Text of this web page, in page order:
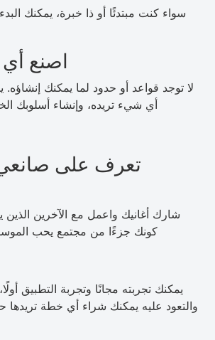
سواء كنت مبتدئًا أو ذا خبرة، يمكنك
اصنع
لا توجد قواعد أو حدود لما يمكنك
أي شيء تريده، وإنشاء أسلوبك
تعرف على
شارك أغانيك واعمل مع الآخرين
كونك جزءًا من مجتمع يحب
يمكنك تجربته مجانًا وتجربة التطبيق
والتعود عليه يمكنك شراء أي خطة تريدها